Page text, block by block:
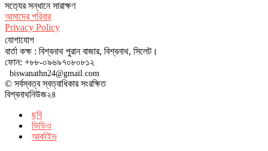
সত‌্যের সন্ধানে সারাক্ষণ
আমাদের পরিবার
Privacy Policy
যোগাযোগ
বার্তা কক্ষ : বিশ্বনাথ পুরান বাজার, বিশ্বনাথ, সিলেট।
ফোন: +৮৮-০৯৬৯৭০৮০৮১২
biswanathn24@gmail.com
© সর্বস্বত্ব স্বত্বাধিকার সংরক্ষিত
বিশ্বনাথনিউজ২৪
ছবি
ভিডিও
আর্কাইভ